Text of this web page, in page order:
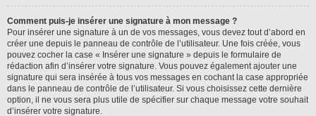
Comment puis-je insérer une signature à mon message ?
Pour insérer une signature à un de vos messages, vous devez tout d’abord en
créer une depuis le panneau de contrôle de l’utilisateur. Une fois créée, vous
pouvez cocher la case « Insérer une signature » depuis le formulaire de
rédaction afin d’insérer votre signature. Vous pouvez également ajouter une
signature qui sera insérée à tous vos messages en cochant la case appropriée
dans le panneau de contrôle de l’utilisateur. Si vous choisissez cette dernière
option, il ne vous sera plus utile de spécifier sur chaque message votre souhait
d’insérer votre signature.